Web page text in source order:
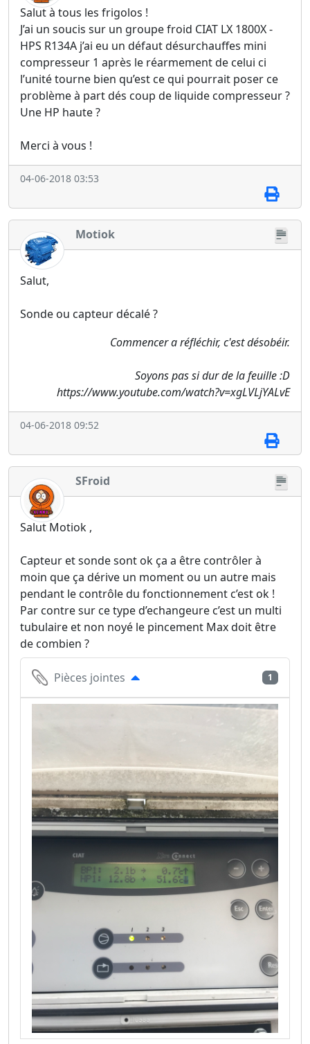
Salut à tous les frigolos !
J’ai un soucis sur un groupe froid CIAT LX 1800X -
HPS R134A j’ai eu un défaut désurchauffes mini
compresseur 1 après le réarmement de celui ci
l’unité tourne bien qu’est ce qui pourrait poser ce
problème à part dés coup de liquide compresseur ?
Une HP haute ?
Merci à vous !
04-06-2018 03:53
Motiok
Salut,
Sonde ou capteur décalé ?
Commencer a réfléchir, c'est désobéir.
Soyons pas si dur de la feuille :D
https://www.youtube.com/watch?v=xgLVLjYALvE
04-06-2018 09:52
SFroid
Salut Motiok ,
Capteur et sonde sont ok ça a être contrôler à
moin que ça dérive un moment ou un autre mais
pendant le contrôle du fonctionnement c’est ok !
Par contre sur ce type d’echangeure c’est un multi
tubulaire et non noyé le pincement Max doit être
de combien ?
Pièces jointes 1